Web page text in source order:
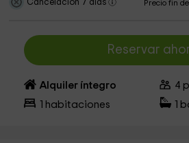
Cancelación 7 días Precio fin
Reservar
Alquiler íntegro 4
habitaciones